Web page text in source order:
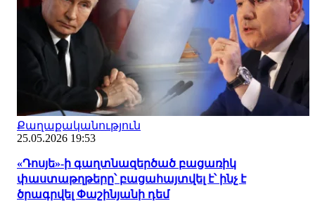
Քաղաքականություն
25.05.2026 19:53
«Դոսյե»-ի գաղտնազերծած բացառիկ
փաստաթղթերը՝ բացահայտվել է՝ ինչ է
ծրագրվել Փաշինյանի դեմ